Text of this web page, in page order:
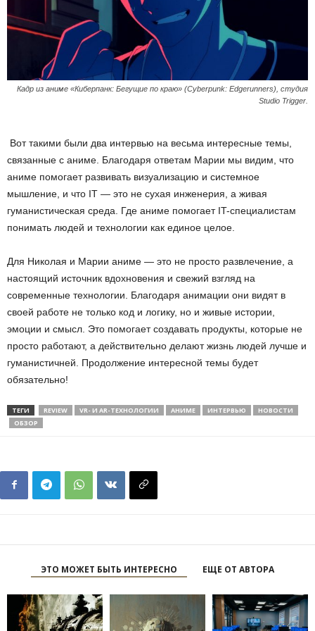
Кадр из аниме «Киберпанк: Бегущие по краю» (Cyberpunk: Edgerunners), студия
Studio Trigger.
Вот такими были два интервью на весьма интересные темы,
связанные с аниме. Благодаря ответам Марии мы видим, что
аниме помогает развивать визуализацию и системное
мышление, и что IT — это не сухая инженерия, а живая
гуманистическая среда. Где аниме помогает IT-специалистам
понимать людей и технологии как единое целое.
Для Николая и Марии аниме — это не просто развлечение, а
настоящий источник вдохновения и свежий взгляд на
современные технологии. Благодаря анимации они видят в
своей работе не только код и логику, но и живые истории,
эмоции и смысл. Это помогает создавать продукты, которые не
просто работают, а действительно делают жизнь людей лучше и
гуманистичней. Продолжение интересной темы будет
обязательно!
ТЕГИ REVIEW VR- И AR-ТЕХНОЛОГИИ АНИМЕ ИНТЕРВЬЮ
НОВОСТИ
ОБЗОР
ЭТО МОЖЕТ БЫТЬ ИНТЕРЕСНО ЕЩЕ ОТ АВТОРА